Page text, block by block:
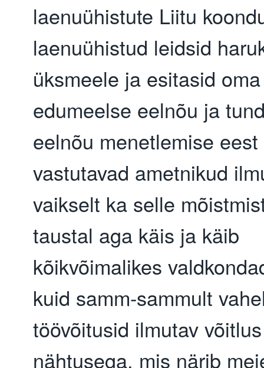
laenuühistute Liitu
laenuühistud leidsid
üksmeele ja esitasid oma
edumeelse eelnõu ja
eelnõu menetlemise eest
vastutavad ametnikud
vaikselt ka selle
taustal aga käis ja käib
kõikvõimalikes
kuid samm-sammult
töövõitusid ilmutav võitlus
nähtusega, mis närib